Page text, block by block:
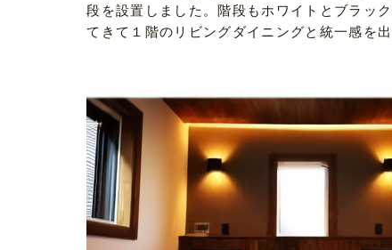
段を設置しました。階段もホワイトとブラッ
てきて１階のリビングダイニングと統一感を出